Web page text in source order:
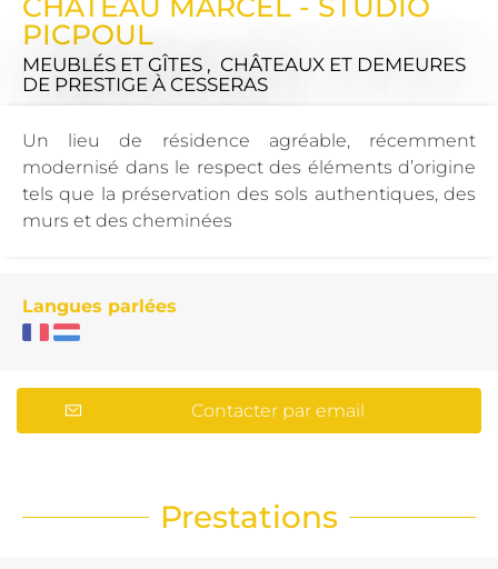
PICPOUL
MEUBLÉS ET GÎTES , CHÂTEAUX ET DEMEURES
DE PRESTIGE À CESSERAS
Un lieu de résidence agréable, récemment
modernisé dans le respect des éléments d’origine
tels que la préservation des sols authentiques, des
murs et des cheminées
Langues parlées
Contacter par email
Prestations